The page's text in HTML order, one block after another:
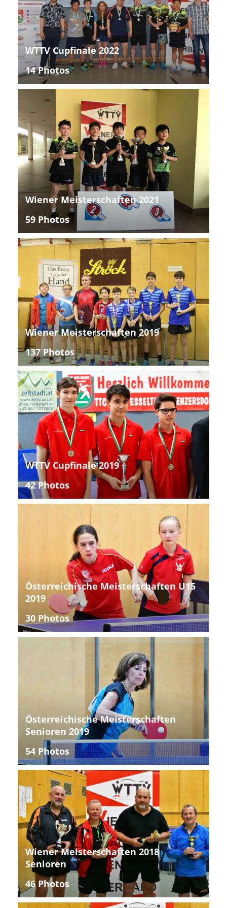
WTTV Cupfinale 2022
14 Photos
Wiener Meisterschaften 2021
59 Photos
Wiener Meisterschaften 2019
137 Photos
WTTV Cupfinale 2019
42 Photos
Österreichische Meisterschaften U15
2019
30 Photos
Österreichische Meisterschaften
Senioren 2019
54 Photos
Wiener Meisterschaften 2018
Senioren
46 Photos